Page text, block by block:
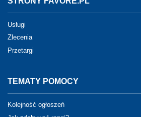
Usługi
Zlecenia
Przetargi
TEMATY POMOCY
Kolejność ogłoszeń